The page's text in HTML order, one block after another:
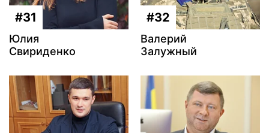
#31
Юлия
Свириденко
#32
Валерий
Залужный